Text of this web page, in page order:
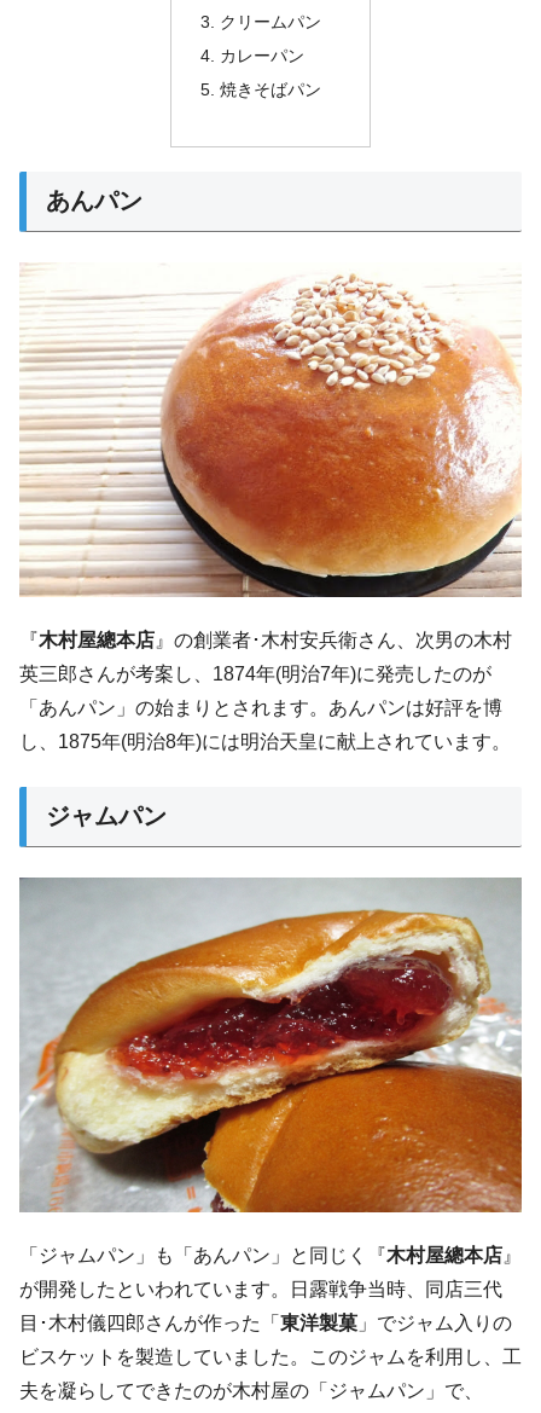
クリームパン
カレーパン
焼きそばパン
あんパン
『木村屋總本店 』の創業者･木村安兵衛さん、次男の木村
英三郎さんが考案し、1874年(明治7年)に発売したのが
「あんパン」の始まりとされます。あんパンは好評を博
し、1875年(明治8年)には明治天皇に献上されています。
ジャムパン
「ジャムパン」も「あんパン」と同じく『木村屋總本店 』
が開発したといわれています。日露戦争当時、同店三代
目･木村儀四郎さんが作った「 東洋製菓 」でジャム入りの
ビスケットを製造していました。このジャムを利用し、工
夫を凝らしてできたのが木村屋の「ジャムパン」で、